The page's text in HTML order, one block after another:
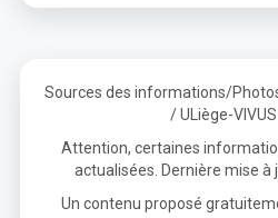
Sources des informations/
/ ULiège-
Attention, certaines
actualisées. Dernière mise à
Un contenu proposé